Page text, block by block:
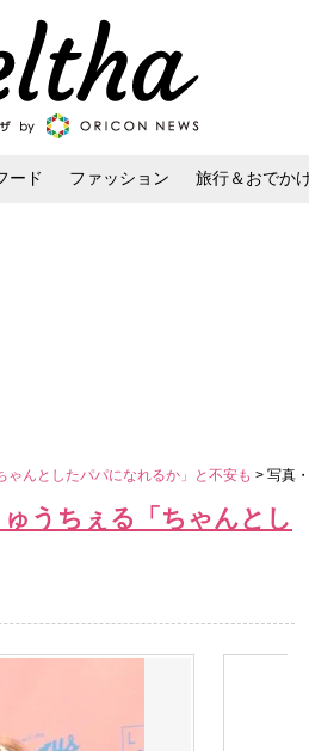
ード ファッション 旅行＆おでか
んとしたパパになれるか」と不安も > 写真
うちぇる「ちゃんとし